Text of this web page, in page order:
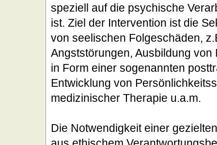
speziell auf die psychische
ist. Ziel der Intervention ist die
von seelischen Folgeschäden,
Angststörungen, Ausbildung
in Form einer sogenannten
Entwicklung von
medizinischer Therapie u.a.m.
Die Notwendigkeit einer